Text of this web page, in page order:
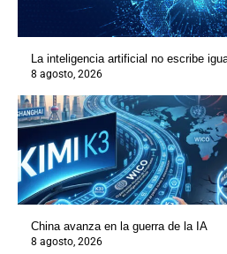
La inteligencia artificial no escribe
8 agosto, 2026
China avanza en la guerra de la IA
8 agosto, 2026